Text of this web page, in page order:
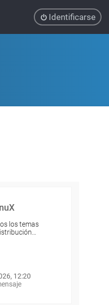
Identificarse
los temas
12:20